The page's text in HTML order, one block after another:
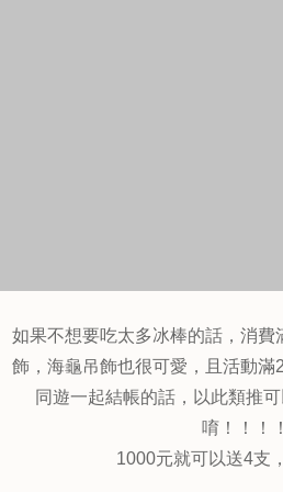
海龜同游活動，凡消費滿250元，
乙隻，有兩款口味隨機出貨，重